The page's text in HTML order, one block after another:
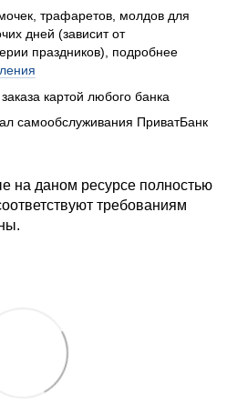
трафаретов, молдов для
дней (зависит от
праздников), подробнее
картой любого банка
самообслуживания ПриватБанк
на даном ресурсе полностью
требованиям